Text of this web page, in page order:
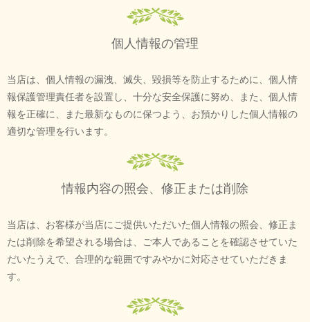
個人情報の管理
当店は、個人情報の漏洩、滅失、毀損等を防止するために、個人情
報保護管理責任者を設置し、十分な安全保護に努め、また、個人情
報を正確に、また最新なものに保つよう、お預かりした個人情報の
適切な管理を行います。
情報内容の照会、修正または削除
当店は、お客様が当店にご提供いただいた個人情報の照会、修正ま
たは削除を希望される場合は、ご本人であることを確認させていた
だいたうえで、合理的な範囲ですみやかに対応させていただきま
す。